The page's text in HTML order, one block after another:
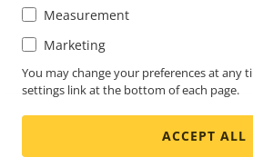
Life at Axis
Engineering at Axis
Iscriviti alla newsletter
Iscriviti alle e-mail di notifica di
ITALY / ITALIANO
Social
Media
Menu
Facebook
Linkedin
Youtube
X
Measurement
Marketing
You may change your preferences at any
settings link at the bottom of each page.
ACCEPT ALL